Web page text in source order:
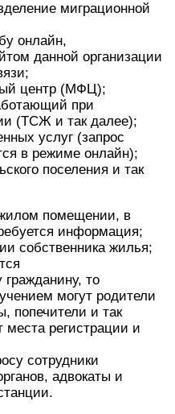
миграционной
онлайн,
данной организации
центр (МФЦ);
при
(ТСЖ и так далее);
услуг (запрос
в режиме онлайн);
поселения и так
помещении, в
информация;
собственника жилья;
то
могут родители
попечители и так
регистрации и
сотрудники
адвокаты и